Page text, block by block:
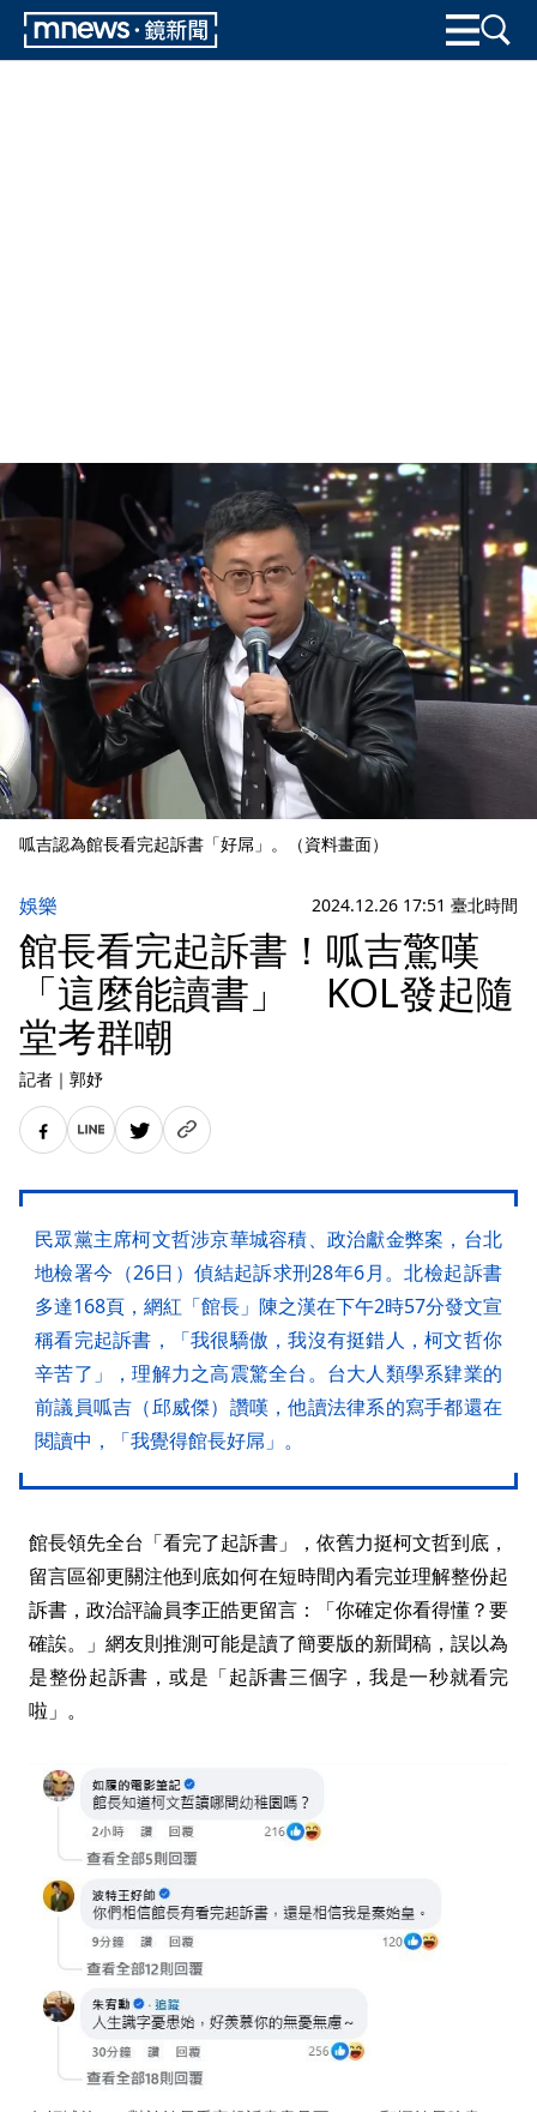
呱吉認為館長看完起訴書「好屌」。（資料畫面）
娛樂 2024.12.26 17:51 臺北時間
館長看完起訴書！呱吉驚嘆
「這麼能讀書」 KOL發起隨
堂考群嘲
記者 ｜ 郭妤
民眾黨主席柯文哲涉京華城容積、政治獻金弊案，台北
地檢署今（26日）偵結起訴求刑28年6月。北檢起訴書
多達168頁，網紅「館長」陳之漢在下午2時57分發文宣
稱看完起訴書，「我很驕傲，我沒有挺錯人，柯文哲你
辛苦了」，理解力之高震驚全台。台大人類學系肄業的
前議員呱吉（邱威傑）讚嘆，他讀法律系的寫手都還在
閱讀中，「我覺得館長好屌」。
館長領先全台「看完了起訴書」，依舊力挺柯文哲到底，
留言區卻更關注他到底如何在短時間內看完並理解整份起
訴書，政治評論員李正皓更留言：「你確定你看得懂？要
確誒。」網友則推測可能是讀了簡要版的新聞稿，誤以為
是整份起訴書，或是「起訴書三個字，我是一秒就看完
啦」。